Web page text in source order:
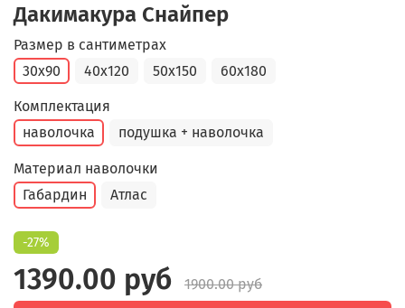
Дакимакура Снайпер
Размер в сантиметрах
30x90
40x120 50x150 60x180
Комплектация
наволочка
подушка + наволочка
Материал наволочки
Габардин
Атлас
-27%
1390.00 руб
1900.00 руб